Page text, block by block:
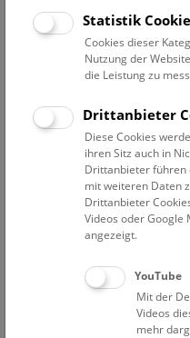
Datum
Filter
1. April 2021
Bisher keine
in der Regel
Statistik
Cookies dieser
Nutzung der
die Leistung zu
Drittanbieter
Diese Cookies
ihren Sitz auch in
Drittanbieter führen
mit weiteren Daten
Drittanbieter
Videos oder Google
angezeigt.
YouTube
Mit der
Videos
mehr